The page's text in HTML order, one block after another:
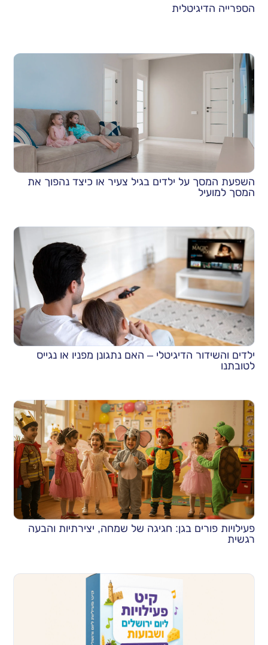
הספרייה הדיגיטלית
השפעת המסך על ילדים בגיל צעיר או כיצד נהפוך את
המסך למועיל
ילדים והשידור הדיגיטלי – האם נתגונן מפניו או נגייס
לטובתנו
פעילויות פורים בגן: חגיגה של שמחה, יצירתיות והבעה
רגשית